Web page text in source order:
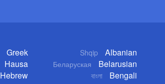
Shqip Albanian
Беларуская Belarusian
বাংলা Bengali
Greek
Hausa
Hebrew